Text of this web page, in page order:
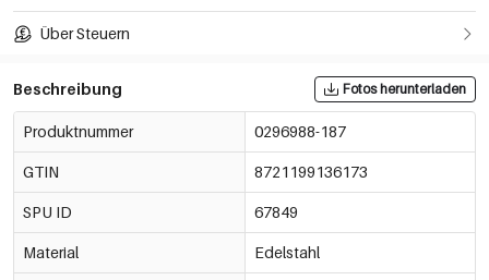
Über Steuern
Beschreibung Fotos herunterladen
Produktnummer 0296988-187
GTIN 8721199136173
SPU ID 67849
Material Edelstahl